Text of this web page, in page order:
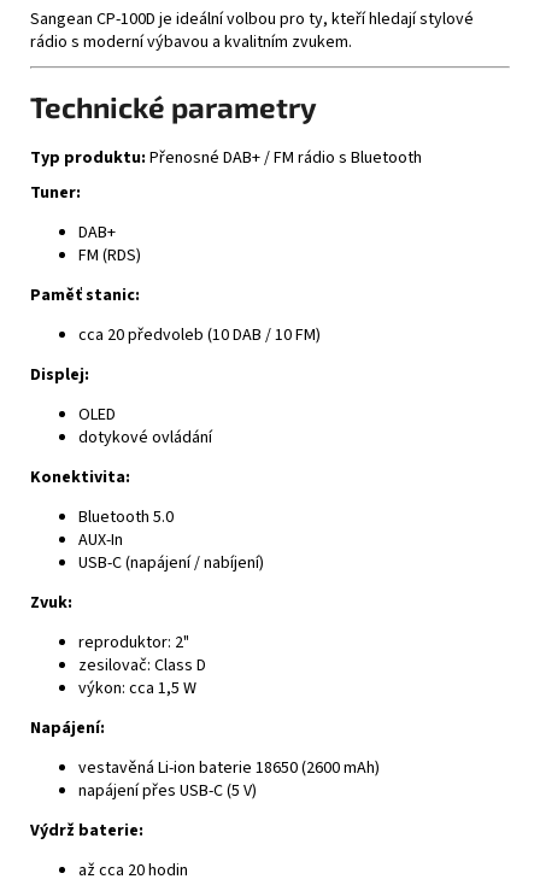
Sangean CP-100D je ideální volbou pro ty, kteří hledají stylové
rádio s moderní výbavou a kvalitním zvukem.
Technické parametry
Typ produktu: Přenosné DAB+ / FM rádio s Bluetooth
Tuner:
DAB+
FM (RDS)
Paměť stanic:
cca 20 předvoleb (10 DAB / 10 FM)
Displej:
OLED
dotykové ovládání
Konektivita:
Bluetooth 5.0
AUX-In
USB-C (napájení / nabíjení)
Zvuk:
reproduktor: 2"
zesilovač: Class D
výkon: cca 1,5 W
Napájení:
vestavěná Li-ion baterie 18650 (2600 mAh)
napájení přes USB-C (5 V)
Výdrž baterie:
až cca 20 hodin